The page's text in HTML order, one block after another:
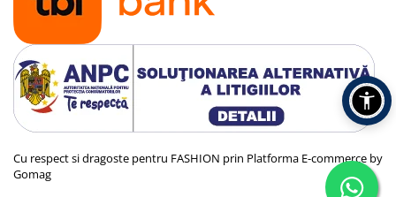
Cu respect si dragoste pentru FASHION prin Platforma E-commerce by
Gomag